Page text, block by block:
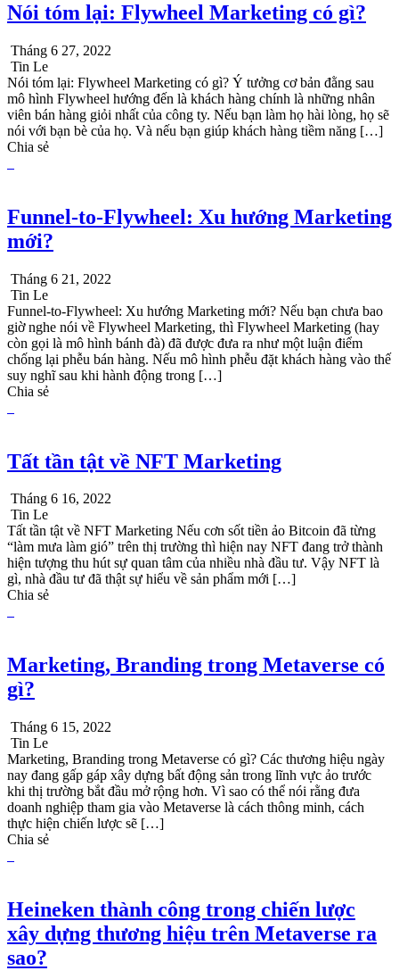
Nói tóm lại: Flywheel Marketing có gì?
Tháng 6 27, 2022
Tin Le
Nói tóm lại: Flywheel Marketing có gì? Ý tưởng cơ bản đằng sau
mô hình Flywheel hướng đến là khách hàng chính là những nhân
viên bán hàng giỏi nhất của công ty. Nếu bạn làm họ hài lòng, họ sẽ
nói với bạn bè của họ. Và nếu bạn giúp khách hàng tiềm năng […]
Chia sẻ
Funnel-to-Flywheel: Xu hướng Marketing
mới?
Tháng 6 21, 2022
Tin Le
Funnel-to-Flywheel: Xu hướng Marketing mới? Nếu bạn chưa bao
giờ nghe nói về Flywheel Marketing, thì Flywheel Marketing (hay
còn gọi là mô hình bánh đà) đã được đưa ra như một luận điểm
chống lại phễu bán hàng. Nếu mô hình phễu đặt khách hàng vào thế
suy nghĩ sau khi hành động trong […]
Chia sẻ
Tất tần tật về NFT Marketing
Tháng 6 16, 2022
Tin Le
Tất tần tật về NFT Marketing Nếu cơn sốt tiền ảo Bitcoin đã từng
“làm mưa làm gió” trên thị trường thì hiện nay NFT đang trở thành
hiện tượng thu hút sự quan tâm của nhiều nhà đầu tư. Vậy NFT là
gì, nhà đầu tư đã thật sự hiểu về sản phẩm mới […]
Chia sẻ
Marketing, Branding trong Metaverse có
gì?
Tháng 6 15, 2022
Tin Le
Marketing, Branding trong Metaverse có gì? Các thương hiệu ngày
nay đang gấp gáp xây dựng bất động sản trong lĩnh vực ảo trước
khi thị trường bắt đầu mở rộng hơn. Vì sao có thể nói rằng đưa
doanh nghiệp tham gia vào Metaverse là cách thông minh, cách
thực hiện chiến lược sẽ […]
Chia sẻ
Heineken thành công trong chiến lược
xây dựng thương hiệu trên Metaverse ra
sao?